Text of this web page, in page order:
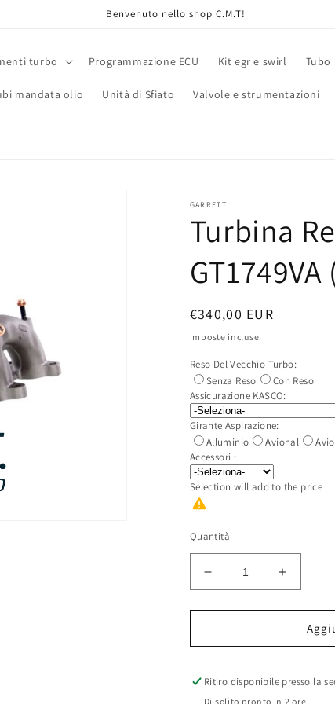
Benvenuto nello shop C.M.T!
turbo Programmazione ECU Kit egr e swirl Tubo
mandata olio Unità di Sfiato Valvole e strumentazioni
GARRETT
Turbina
Prezzo
di
listino
€340,00 EUR
Imposte incluse.
Reso Del Vecchio Turbo:
Senza Reso
Con Reso
Assicurazione KASCO:
Girante Aspirazione:
Alluminio
Avional
Accessori :
Selection will addto the price
Quantità
Diminuisci
quantità
per
Revisionata
GT1749VA
(720855)
Aumenta
quantità
per
Turbina
Ritiro disponibile presso la
Di solito pronto in 2 ore